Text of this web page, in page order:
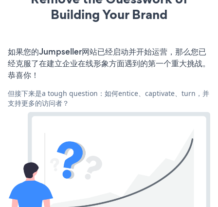
Building Your Brand
如果您的Jumpseller网站已经启动并开始运营，那么您已
经克服了在建立企业在线形象方面遇到的第一个重大挑战。
恭喜你！
但接下来是a tough question：如何entice、captivate、turn，并
支持更多的访问者？